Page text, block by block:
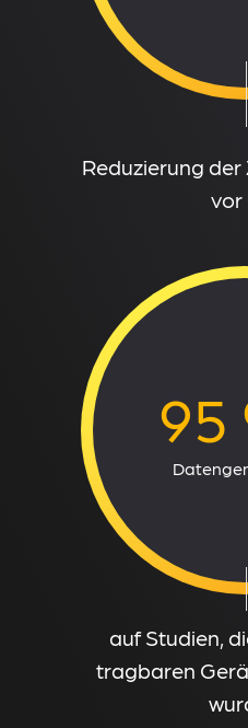
Reduzierung der
vor
95
auf Studien,
tragbaren